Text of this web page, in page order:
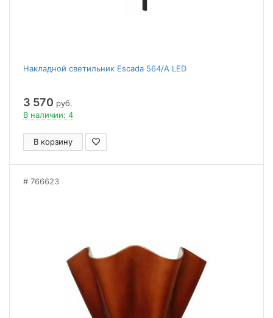
Накладной светильник Escada 564/A LED
3 570 руб.
В наличии: 4
В корзину
766623